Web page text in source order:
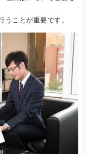
うことが重要です。